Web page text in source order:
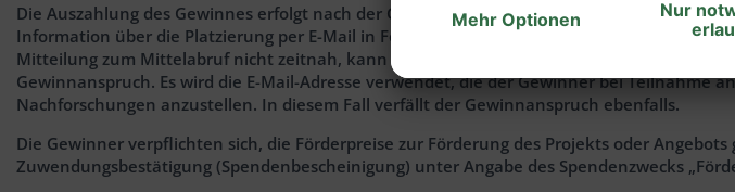
Die Auszahlung des Gewinnes erfolgt nach der Gewinnbenachrichtigung per
Information über die Platzierung per E-Mail in Form einer Bewilligung aufgefordert, ein
Mitteilung zum Mittelabruf nicht zeitnah, kann PENNY dem Gewinner eine Frist für die
Gewinnanspruch. Es wird die E-Mail-Adresse verwendet, die der Gewinner bei
Nachforschungen anzustellen. In diesem Fall verfällt der Gewinnanspruch ebenfalls.
Die Gewinner verpflichten sich, die Förderpreise zur Förderung des Projekts oder
Zuwendungsbestätigung (Spendenbescheinigung) unter Angabe des Spendenzwecks